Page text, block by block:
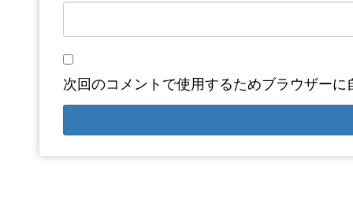
次回のコメントで使用するためブラウザー